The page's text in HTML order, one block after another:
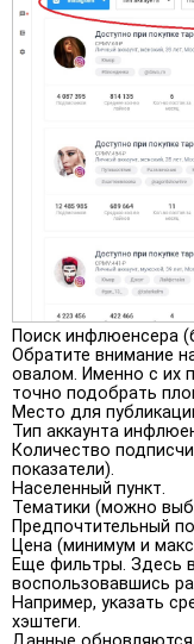
Поиск инфлюенсера
Обратите внимание
овалом. Именно с их
точно подобрать
Место для
Тип аккаунта
Количество
показатели).
Населенный пункт.
Тематики (можно
Предпочтительный
Цена (минимум и
Еще фильтры. Здесь
воспользовавшись
Например, указать
хэштеги.